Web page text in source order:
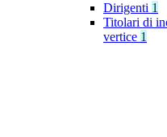
Dirigenti 1
Titolari di
vertice 1